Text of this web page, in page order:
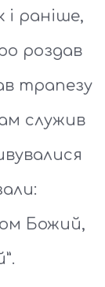
раніше,
роздав
трапезу
служив
Божий,